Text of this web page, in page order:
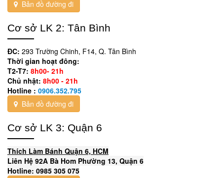
Bản đồ đường đi
Cơ sở LK 2: Tân Bình
ĐC: 293 Trường Chinh, F14, Q. Tân Bình
Thời gian hoạt đông:
T2-T7: 8h00- 21h
Chủ nhật: 8h00 - 21h
Hotline : 0906.352.795
Bản đồ đường đi
Cơ sở LK 3: Quận 6
Thích Làm Bánh Quận 6, HCM
Liên Hệ 92A Bà Hom Phường 13, Quận 6
Hotline: 0985 305 075